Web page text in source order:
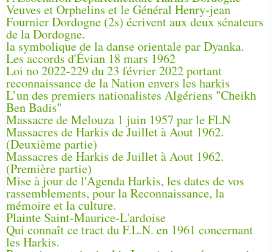
Veuves et Orphelins et le Général Henry-jean
Fournier Dordogne (2s) écrivent aux deux sénateurs
de la Dordogne.
la symbolique de la danse orientale par Dyanka.
Les accords d'Évian 18 mars 1962
Loi no 2022-229 du 23 février 2022 portant
reconnaissance de la Nation envers les harkis
L’un des premiers nationalistes Algériens "Cheikh
Ben Badis"
Massacre de Melouza 1 juin 1957 par le FLN
Massacres de Harkis de Juillet à Aout 1962.
(Deuxième partie)
Massacres de Harkis de Juillet à Aout 1962.
(Première partie)
Mise à jour de l'Agenda Harkis, les dates de vos
rassemblements, pour la Reconnaissance, la
mémoire et la culture.
Plainte Saint-Maurice-L'ardoise
Qui connaît ce tract du F.L.N. en 1961 concernant
les Harkis.